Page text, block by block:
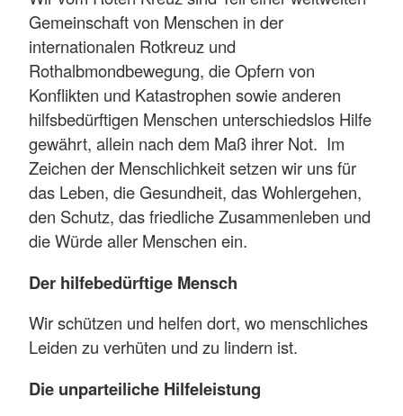
Gemeinschaft von Menschen in der
internationalen Rotkreuz und
Rothalbmondbewegung, die Opfern von
Konflikten und Katastrophen sowie anderen
hilfsbedürftigen Menschen unterschiedslos Hilfe
gewährt, allein nach dem Maß ihrer Not. Im
Zeichen der Menschlichkeit setzen wir uns für
das Leben, die Gesundheit, das Wohlergehen,
den Schutz, das friedliche Zusammenleben und
die Würde aller Menschen ein.
Der hilfebedürftige Mensch
Wir schützen und helfen dort, wo menschliches
Leiden zu verhüten und zu lindern ist.
Die unparteiliche Hilfeleistung